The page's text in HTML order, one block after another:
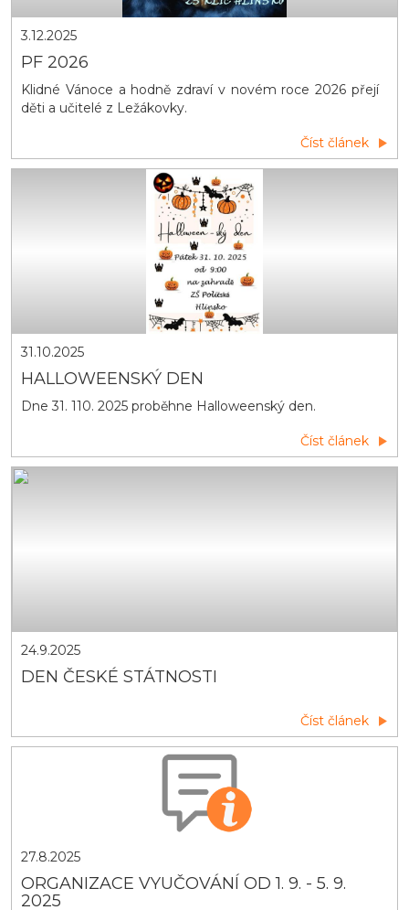
3.12.2025
PF 2026
Klidné Vánoce a hodně zdraví v novém roce 2026 přejí
děti a učitelé z Ležákovky.
Číst článek
31.10.2025
HALLOWEENSKÝ DEN
Dne 31. 110. 2025 proběhne Halloweenský den.
Číst článek
24.9.2025
DEN ČESKÉ STÁTNOSTI
Číst článek
27.8.2025
ORGANIZACE VYUČOVÁNÍ OD 1. 9. - 5. 9.
2025